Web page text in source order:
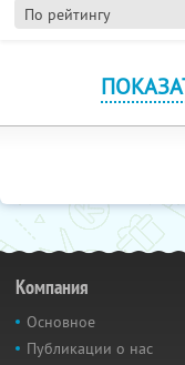
По рейтингу
Компания
Основное
Публикации о нас